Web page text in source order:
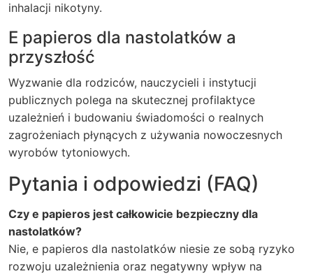
inhalacji nikotyny.
E papieros dla nastolatków a
przyszłość
Wyzwanie dla rodziców, nauczycieli i instytucji
publicznych polega na skutecznej profilaktyce
uzależnień i budowaniu świadomości o realnych
zagrożeniach płynących z używania nowoczesnych
wyrobów tytoniowych.
Pytania i odpowiedzi (FAQ)
Czy e papieros jest całkowicie bezpieczny dla
nastolatków?
Nie, e papieros dla nastolatków niesie ze sobą ryzyko
rozwoju uzależnienia oraz negatywny wpływ na